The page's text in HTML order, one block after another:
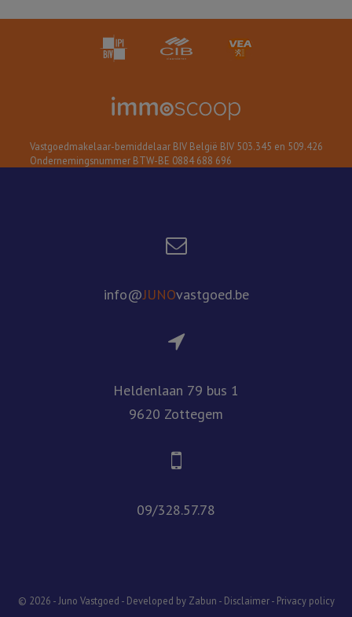
Vastgoedmakelaar-bemiddelaar BIV België BIV 503.345 en 509.426
Ondernemingsnummer BTW-BE 0884 688 696
info@JUNOvastgoed.be
Heldenlaan 79 bus 1
9620 Zottegem
09/328.57.78
© 2026 - Juno Vastgoed - Developed by Zabun - Disclaimer- Privacy policy